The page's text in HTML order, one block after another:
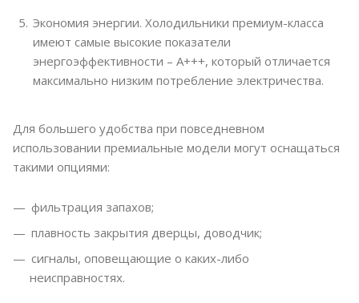
Экономия энергии. Холодильники премиум-класса
имеют самые высокие показатели
энергоэффективности – А+++, который отличается
максимально низким потребление электричества.
Для большего удобства при повседневном
использовании премиальные модели могут оснащаться
такими опциями:
фильтрация запахов;
плавность закрытия дверцы, доводчик;
сигналы, оповещающие о каких-либо
неисправностях.